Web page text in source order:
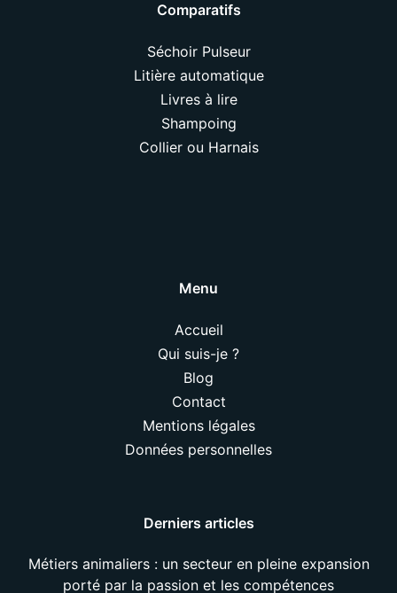
Comparatifs
Séchoir Pulseur
Litière automatique
Livres à lire
Shampoing
Collier ou Harnais
Menu
Accueil
Qui suis-je ?
Blog
Contact
Mentions légales
Données personnelles
Derniers articles
Métiers animaliers : un secteur en pleine expansion
porté par la passion et les compétences